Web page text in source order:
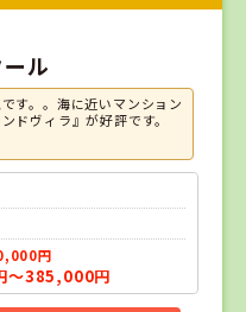
ル
す。。海に近いマンション
ドヴィラ』が好評です。
円
～385,000円